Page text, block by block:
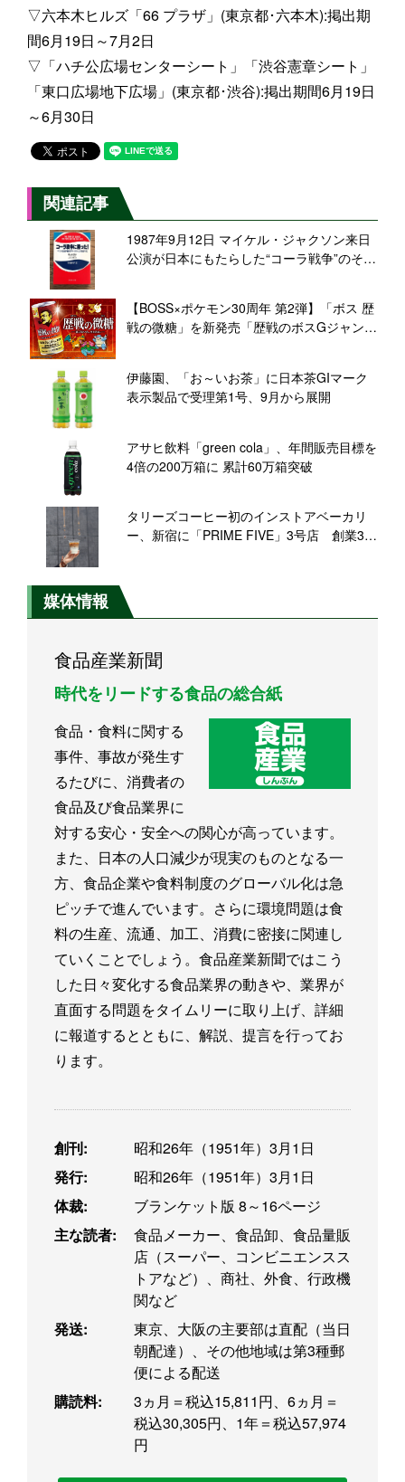
▽六本木ヒルズ「66 プラザ」(東京都･六本木):掲出期
間6月19日～7月2日
▽「ハチ公広場センターシート」「渋谷憲章シート」
「東口広場地下広場」(東京都･渋谷):掲出期間6月19日
～6月30日
関連記事
1987年9月12日 マイケル・ジャクソン来日
公演が日本にもたらした“コーラ戦争”のその
【BOSS×ポケモン30周年 第2弾】「ボス 歴
戦の微糖」を新発売「歴戦のボスGジャン」
伊藤園、「お～いお茶」に日本茶GIマーク
表示製品で受理第1号、9月から展開
アサヒ飲料「green cola」、年間販売目標を
4倍の200万箱に 累計60万箱突破
タリーズコーヒー初のインストアベーカリ
ー、新宿に「PRIME FIVE」3号店 創業30
媒体情報
食品産業新聞
時代をリードする食品の総合紙
食品・食料に関する
事件、事故が発生す
るたびに、消費者の
食品及び食品業界に
対する安心・安全への関心が高っています。
また、日本の人口減少が現実のものとなる一
方、食品企業や食料制度のグローバル化は急
ピッチで進んでいます。さらに環境問題は食
料の生産、流通、加工、消費に密接に関連し
ていくことでしょう。食品産業新聞ではこう
した日々変化する食品業界の動きや、業界が
直面する問題をタイムリーに取り上げ、詳細
に報道するとともに、解説、提言を行ってお
ります。
創刊:
昭和26年（1951年）3月1日
発行:
昭和26年（1951年）3月1日
体裁:
ブランケット版 8～16ページ
主な読者:
食品メーカー、食品卸、食品量販
店（スーパー、コンビニエンスス
トアなど）、商社、外食、行政機
関など
発送:
東京、大阪の主要部は直配（当日
朝配達）、その他地域は第3種郵
便による配送
購読料:
3ヵ月＝税込15,811円、6ヵ月＝
税込30,305円、1年＝税込57,974
円